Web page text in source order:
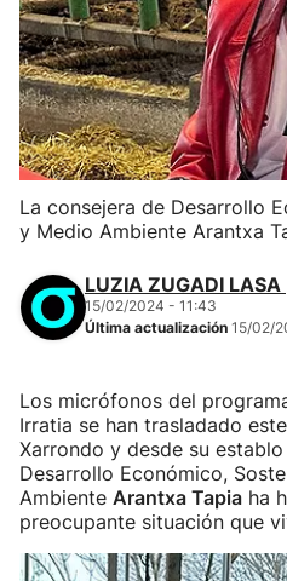
La consejera de Desarrollo
y Medio Ambiente Arantxa
LUZIA ZUGADI
15/02/2024 - 11:43
Última actualización 15/02/
Los micrófonos del
Irratia se han trasladado
Xarrondo y desde su
Desarrollo Económico,
Ambiente Arantxa Tapia ha
preocupante situación que